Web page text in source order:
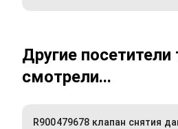
Другие
смотрели...
R900479678 клапан снятия